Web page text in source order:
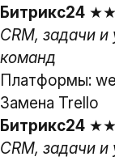
Битрикс24
CRM, задачи
команд
Платформы:
Замена Trello
Битрикс24
CRM, задачи